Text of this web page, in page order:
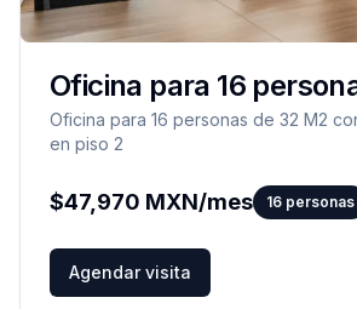
Oficina para 16
Oficina para 16 personas de 32 M2
en piso 2
$47,970 MXN/mes 16 personas
Agendar visita